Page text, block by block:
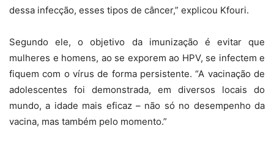
dessa infecção, esses tipos de câncer,” explicou Kfouri.
Segundo ele, o objetivo da imunização é evitar que
mulheres e homens, ao se exporem ao HPV, se infectem e
fiquem com o vírus de forma persistente. “A vacinação de
adolescentes foi demonstrada, em diversos locais do
mundo, a idade mais eficaz – não só no desempenho da
vacina, mas também pelo momento.”